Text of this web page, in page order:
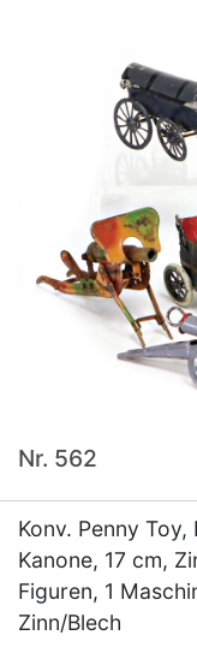
Nr. 562
Konv. Penny
Kanone, 17 cm,
Figuren, 1
Zinn/Blech